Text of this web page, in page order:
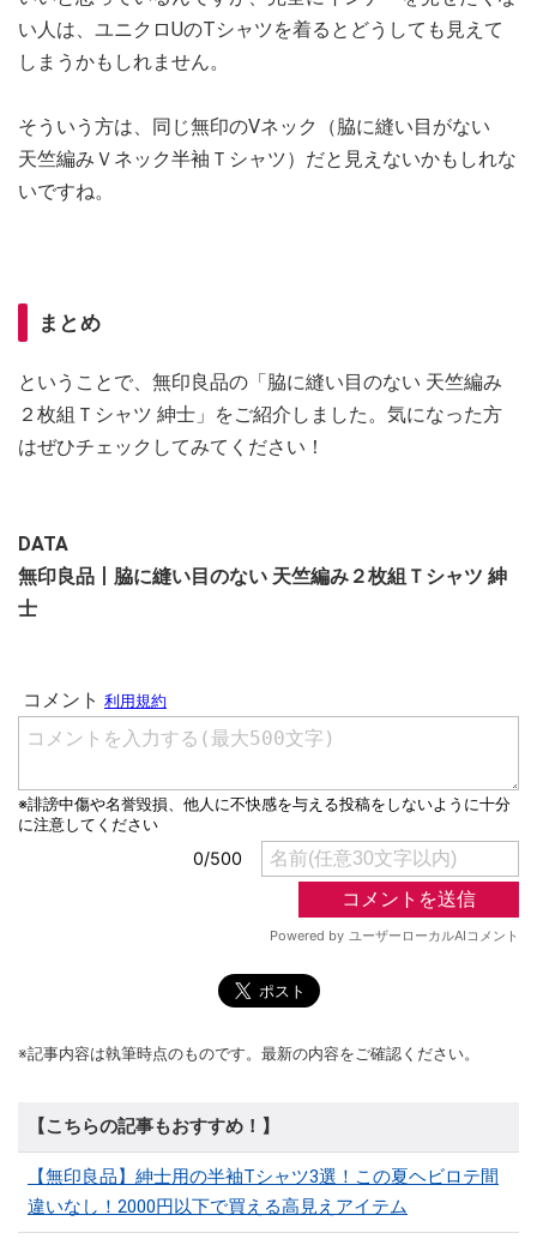
い人は、ユニクロUのTシャツを着るとどうしても見えて
しまうかもしれません。
そういう方は、同じ無印のVネック（脇に縫い目がない
天竺編みＶネック半袖Ｔシャツ）だと見えないかもしれな
いですね。
まとめ
ということで、無印良品の「脇に縫い目のない 天竺編み
２枚組Ｔシャツ 紳士」をご紹介しました。気になった方
はぜひチェックしてみてください！
DATA
無印良品丨脇に縫い目のない 天竺編み２枚組Ｔシャツ 紳
士
※記事内容は執筆時点のものです。最新の内容をご確認ください。
【こちらの記事もおすすめ！】
【無印良品】紳士用の半袖Tシャツ3選！この夏ヘビロテ間
違いなし！2000円以下で買える高見えアイテム